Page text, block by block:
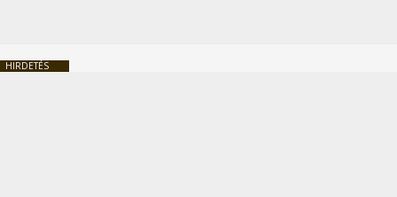
HIRDETÉS